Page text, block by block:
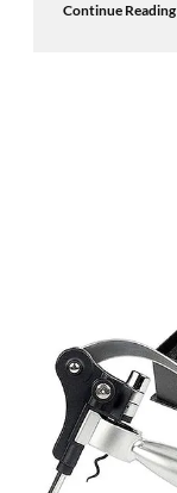
Continue Reading